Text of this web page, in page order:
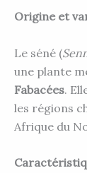
Origine et
Le séné (
une plante
Fabacées.
les régions
Afrique du